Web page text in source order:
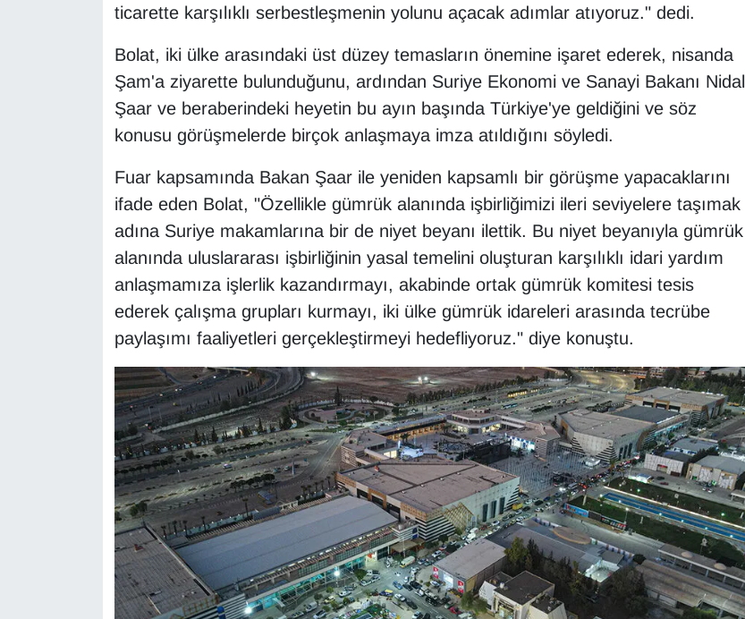
ticarette karşılıklı serbestleşmenin yolunu açacak adımlar atıyoruz." dedi.
Bolat, iki ülke arasındaki üst düzey temasların önemine işaret ederek, nisanda
Şam'a ziyarette bulunduğunu, ardından Suriye Ekonomi ve Sanayi Bakanı Nidal
Şaar ve beraberindeki heyetin bu ayın başında Türkiye'ye geldiğini ve söz
konusu görüşmelerde birçok anlaşmaya imza atıldığını söyledi.
Fuar kapsamında Bakan Şaar ile yeniden kapsamlı bir görüşme yapacaklarını
ifade eden Bolat, "Özellikle gümrük alanında işbirliğimizi ileri seviyelere taşımak
adına Suriye makamlarına bir de niyet beyanı ilettik. Bu niyet beyanıyla gümrük
alanında uluslararası işbirliğinin yasal temelini oluşturan karşılıklı idari yardım
anlaşmamıza işlerlik kazandırmayı, akabinde ortak gümrük komitesi tesis
ederek çalışma grupları kurmayı, iki ülke gümrük idareleri arasında tecrübe
paylaşımı faaliyetleri gerçekleştirmeyi hedefliyoruz." diye konuştu.
VAN'DA SPOR